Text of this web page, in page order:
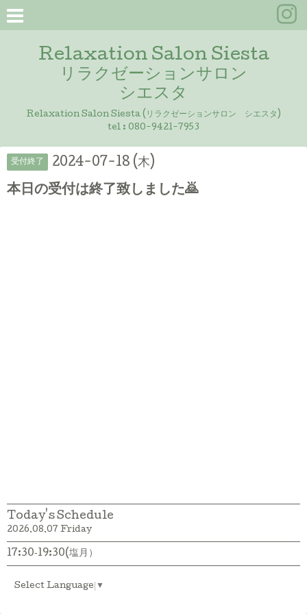
Relaxation Salon Siesta
リラクゼーションサロン
シエスタ
Relaxation Salon Siesta (リラクゼーションサロン シエスタ)
tel : 080-9421-7953
受付終了 2024-07-18 (木)
本日の受付は終了致しました🙇
Today's Schedule
2026.08.07 Friday
17:30‐19:30(塩月）
Select Language ▼